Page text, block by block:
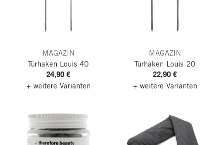
MAGAZIN
Türhaken Louis 40
24,90 €
+ weitere Varianten
MAGAZIN
Türhaken Louis 20
22,90 €
+ weitere Varianten